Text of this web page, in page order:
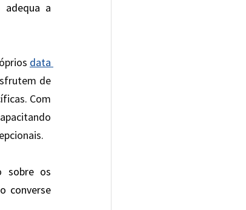
adequa a
data
de
Com
sobre os
converse